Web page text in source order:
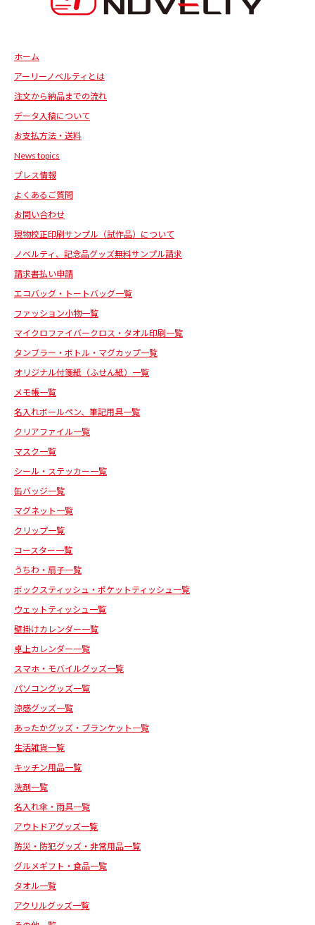
ホーム
アーリーノベルティとは
注文から納品までの流れ
データ入稿について
お支払方法・送料
News topics
プレス情報
よくあるご質問
お問い合わせ
現物校正印刷サンプル（試作品）について
ノベルティ、記念品グッズ無料サンプル請求
請求書払い申請
エコバッグ・トートバッグ一覧
ファッション小物一覧
マイクロファイバークロス・タオル印刷一覧
タンブラー・ボトル・マグカップ一覧
オリジナル付箋紙（ふせん紙）一覧
メモ帳一覧
名入れボールペン、筆記用具一覧
クリアファイル一覧
マスク一覧
シール・ステッカー一覧
缶バッジ一覧
マグネット一覧
クリップ一覧
コースター一覧
うちわ・扇子一覧
ボックスティッシュ・ポケットティッシュ一覧
ウェットティッシュ一覧
壁掛けカレンダー一覧
卓上カレンダー一覧
スマホ・モバイルグッズ一覧
パソコングッズ一覧
涼感グッズ一覧
あったかグッズ・ブランケット一覧
生活雑貨一覧
キッチン用品一覧
洗剤一覧
名入れ傘・雨具一覧
アウトドアグッズ一覧
防災・防犯グッズ・非常用品一覧
グルメギフト・食品一覧
タオル一覧
アクリルグッズ一覧